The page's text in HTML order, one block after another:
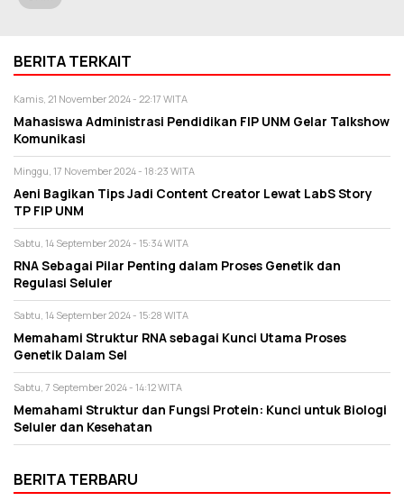
BERITA TERKAIT
Kamis, 21 November 2024 - 22:17 WITA
Mahasiswa Administrasi Pendidikan FIP UNM Gelar Talkshow
Komunikasi
Minggu, 17 November 2024 - 18:23 WITA
Aeni Bagikan Tips Jadi Content Creator Lewat LabS Story
TP FIP UNM
Sabtu, 14 September 2024 - 15:34 WITA
RNA Sebagai Pilar Penting dalam Proses Genetik dan
Regulasi Seluler
Sabtu, 14 September 2024 - 15:28 WITA
Memahami Struktur RNA sebagai Kunci Utama Proses
Genetik Dalam Sel
Sabtu, 7 September 2024 - 14:12 WITA
Memahami Struktur dan Fungsi Protein: Kunci untuk Biologi
Seluler dan Kesehatan
BERITA TERBARU